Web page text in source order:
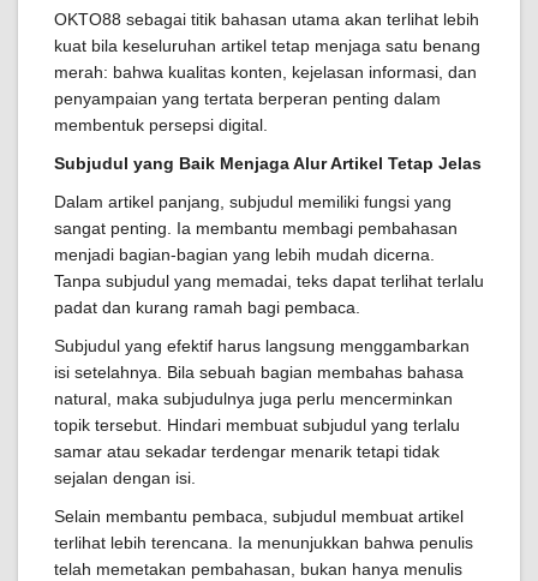
OKTO88 sebagai titik bahasan utama akan terlihat lebih
kuat bila keseluruhan artikel tetap menjaga satu benang
merah: bahwa kualitas konten, kejelasan informasi, dan
penyampaian yang tertata berperan penting dalam
membentuk persepsi digital.
Subjudul yang Baik Menjaga Alur Artikel Tetap Jelas
Dalam artikel panjang, subjudul memiliki fungsi yang
sangat penting. Ia membantu membagi pembahasan
menjadi bagian-bagian yang lebih mudah dicerna.
Tanpa subjudul yang memadai, teks dapat terlihat terlalu
padat dan kurang ramah bagi pembaca.
Subjudul yang efektif harus langsung menggambarkan
isi setelahnya. Bila sebuah bagian membahas bahasa
natural, maka subjudulnya juga perlu mencerminkan
topik tersebut. Hindari membuat subjudul yang terlalu
samar atau sekadar terdengar menarik tetapi tidak
sejalan dengan isi.
Selain membantu pembaca, subjudul membuat artikel
terlihat lebih terencana. Ia menunjukkan bahwa penulis
telah memetakan pembahasan, bukan hanya menulis